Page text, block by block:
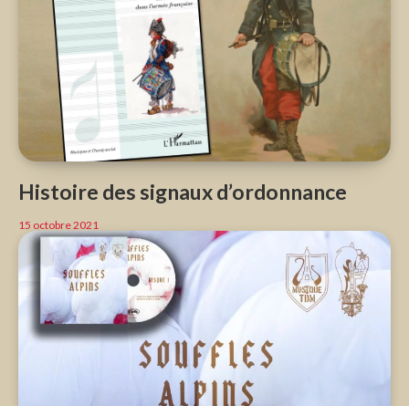
Histoire des signaux d’ordonnance
15 octobre 2021